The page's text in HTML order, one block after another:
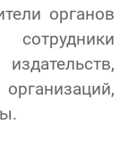
органов